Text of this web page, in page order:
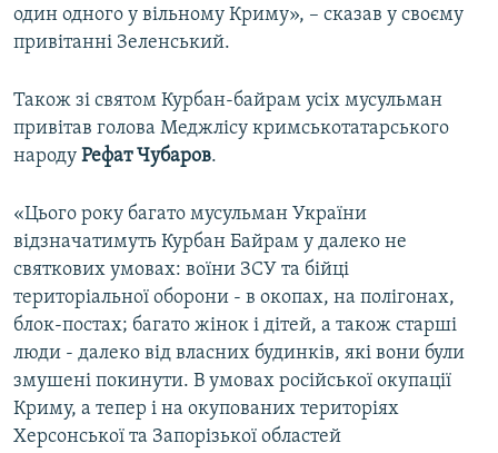
один одного у вільному Криму», – сказав у своєму
привітанні Зеленський.
Також зі святом Курбан-байрам усіх мусульман
привітав голова Меджлісу кримськотатарського
народу Рефат Чубаров.
«Цього року багато мусульман України
відзначатимуть Курбан Байрам у далеко не
святкових умовах: воїни ЗСУ та бійці
територіальної оборони - в окопах, на полігонах,
блок-постах; багато жінок і дітей, а також старші
люди - далеко від власних будинків, які вони були
змушені покинути. В умовах російської окупації
Криму, а тепер і на окупованих територіях
Херсонської та Запорізької областей